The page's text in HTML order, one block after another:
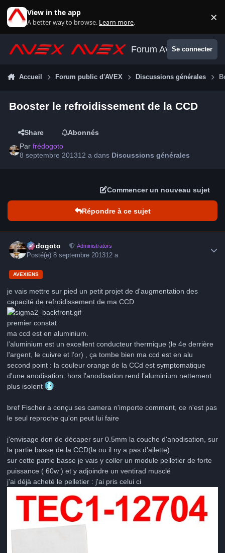
View in the app
A better way to browse. Learn more. ×
Forum AvexSe connecter
Accueil Forum public d'AVEX Discussions générales
Booster le refroidissement de la CCD
Share
Abonnés
Parfrédogoto
8 septembre 201312 a dans Discussions générales
Commencer un nouveau sujet
Répondre à ce sujet
frédogoto Administrators
Posté(e)8 septembre 201312 a
AVEXIENS
je vais mettre sur pied un petit projet de d'augmentation des
capacité de refroidissement de ma CCD
premier constat
ma ccd est en aluminium.
l’aluminium est un excellent conducteur thermique (le 4e derrière
l'argent, le cuivre et l'or) , ça tombe bien ma ccd est en alu
second point : la couleur orange de la CCd est symptomatique
d'une anodisation. hors l'anodisation rend l’aluminium nettement
plus isolent
bref Fischer a conçu ses camera n'importe comment, ce n'est pas
le seul reproche qu'on peut lui faire
j'envisage don de décaper sur 0.5mm la couche d'anodisation, sur
la partie basse de la CCD(la ou il ny a pas d’ailette)
sur cette partie basse je vais y coller un module pelletier de forte
puissance ( 60w ) et y adjoindre un ventirad musclé
j'ai déjà acheté le pelletier : j'ai pris celui ci